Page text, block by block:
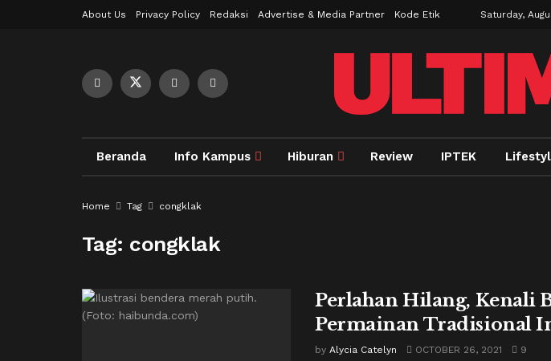
About Us Privacy Policy Redaksi Advertise & Media Partner Kode Etik Saturday,
Beranda Info Kampus Hiburan Review IPTEK
Home Tag congklak
Tag: congklak
Perlahan Hilang, Kenali
Permainan Tradisional
by Alycia Catelyn OCTOBER 26, 2021 9